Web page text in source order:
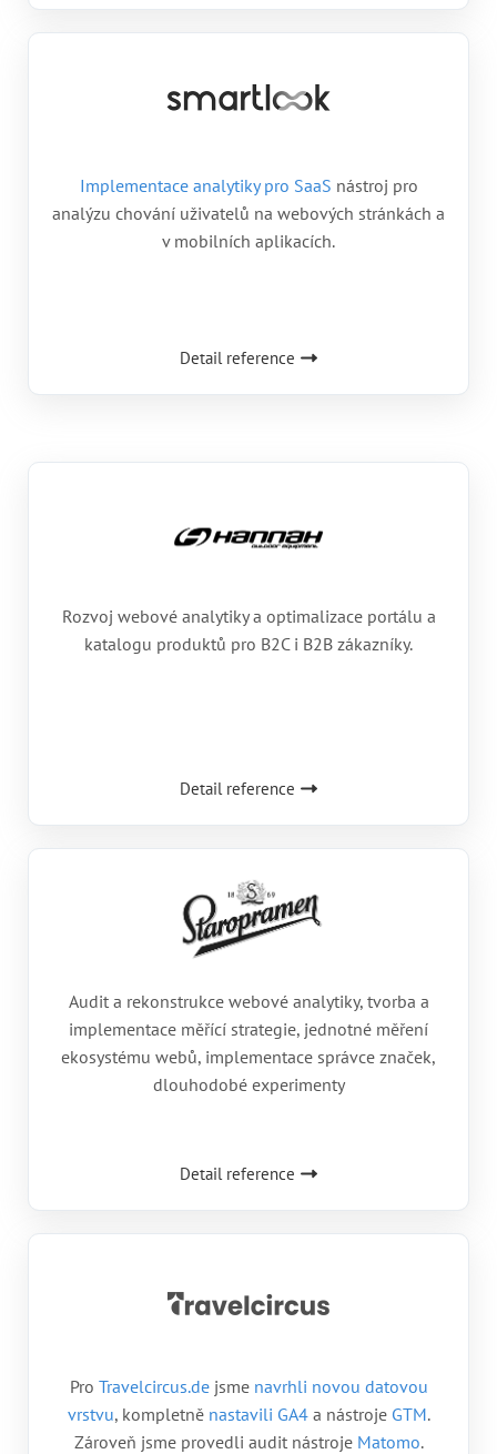
Implementace analytiky pro SaaS nástroj pro
analýzu chování uživatelů na webových stránkách a
v mobilních aplikacích.
Detail reference
Rozvoj webové analytiky a optimalizace portálu a
katalogu produktů pro B2C i B2B zákazníky.
Detail reference
Audit a rekonstrukce webové analytiky, tvorba a
implementace měřící strategie, jednotné měření
ekosystému webů, implementace správce značek,
dlouhodobé experimenty
Detail reference
Pro Travelcircus.dejsme navrhli novou datovou
vrstvu, kompletně nastavili GA4a nástroje GTM.
Zároveň jsme provedli audit nástroje Matomo.